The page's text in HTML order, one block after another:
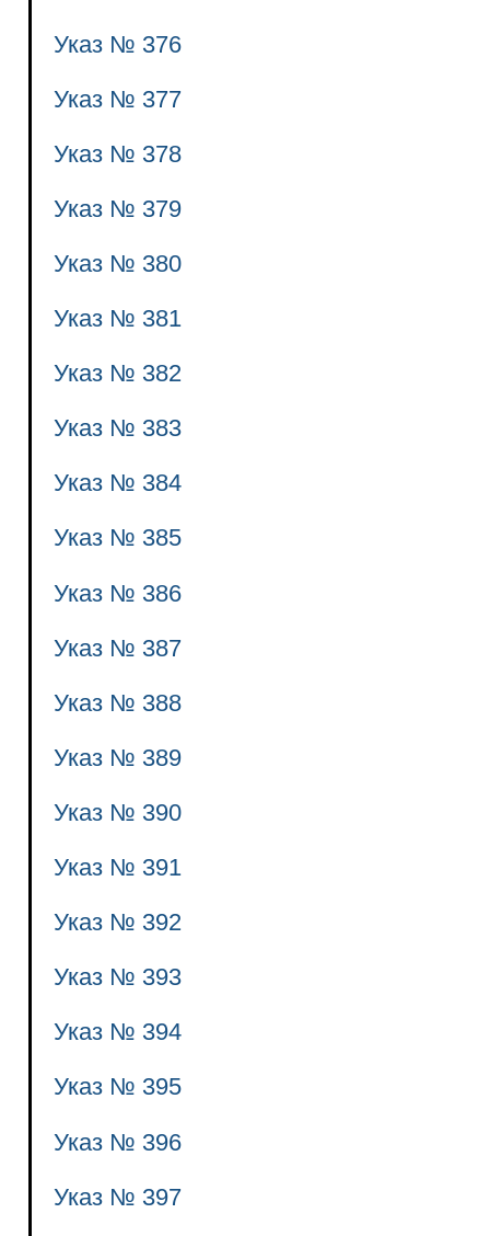
Указ № 376
Указ № 377
Указ № 378
Указ № 379
Указ № 380
Указ № 381
Указ № 382
Указ № 383
Указ № 384
Указ № 385
Указ № 386
Указ № 387
Указ № 388
Указ № 389
Указ № 390
Указ № 391
Указ № 392
Указ № 393
Указ № 394
Указ № 395
Указ № 396
Указ № 397